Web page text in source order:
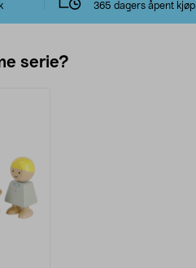
365 dagers åpent kjøp
serie?